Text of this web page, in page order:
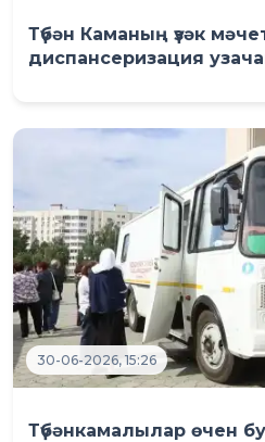
Түбән Каманың үзәк
диспансеризация
30-06-2026, 15:26
Түбәнкамалылар өчен